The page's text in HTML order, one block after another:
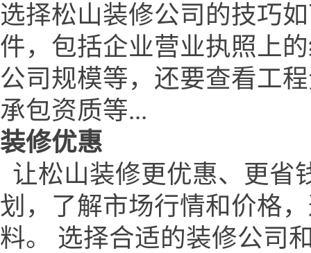
选择松山装修公司的技巧
件，包括企业营业执照上
公司规模等，还要查看工
承包资质等...
装修优惠
让松山装修更优惠、更省
划，了解市场行情和价格
料。 选择合适的装修公司